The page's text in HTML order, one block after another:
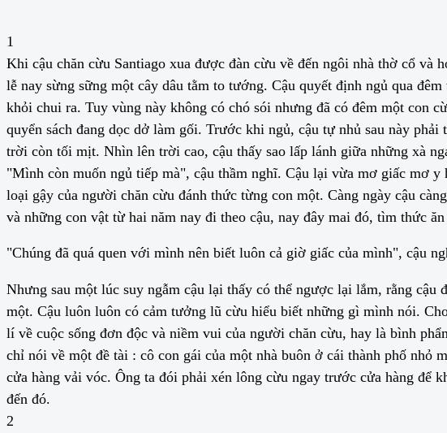
1
Khi cậu chăn cừu Santiago xua được đàn cừu về đến ngôi nhà thờ cổ
lễ nay sừng sững một cây dâu tằm to tướng. Cậu quyết định ngủ qua
khỏi chui ra. Tuy vùng này không có chó sói nhưng đã có đêm một con
quyển sách đang dọc dở làm gối. Trước khi ngủ, cậu tự nhủ sau này
trời còn tối mịt. Nhìn lên trời cao, cậu thấy sao lấp lánh giữa những xà
"Mình còn muốn ngủ tiếp mà", cậu thầm nghĩ. Cậu lại vừa mơ giấc mơ
loại gậy của người chăn cừu đánh thức từng con một. Càng ngày cậu
và những con vật từ hai năm nay đi theo cậu, nay đây mai đó, tìm thức
"Chúng đã quá quen với mình nên biết luôn cả giờ giấc của mình", cậu
Nhưng sau một lúc suy ngẫm cậu lại thấy có thể ngược lại lắm, rằng
một. Cậu luôn luôn có cảm tưởng lũ cừu hiểu biết những gì mình nói.
lí về cuộc sống đơn độc và niềm vui của người chăn cừu, hay là bình
chỉ nói về một đề tài : cô con gái của một nhà buôn ở cái thành phố nhỏ
cửa hàng vải vóc. Ông ta đói phải xén lông cừu ngay trước cửa hàng
đến đó.
2